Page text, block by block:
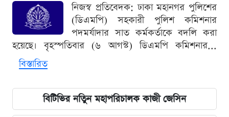
নিজস্ব প্রতিবেদক: ঢাকা মহানগর পুলিশের
(ডিএমপি) সহকারী পুলিশ কমিশনার
পদমর্যাদার সাত কর্মকর্তাকে বদলি করা
হয়েছে। বৃহস্পতিবার (৬ আগস্ট) ডিএমপি কমিশনার...
বিস্তারিত
বিটিভির নতিুন মহাপরিচালক কাজী জেসিন